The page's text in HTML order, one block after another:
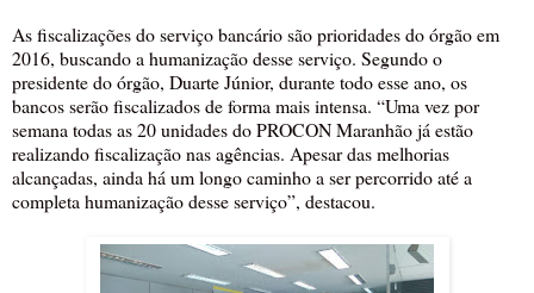
As fiscalizações do serviço bancário são prioridades do órgão em
2016, buscando a humanização desse serviço. Segundo o
presidente do órgão, Duarte Júnior, durante todo esse ano, os
bancos serão fiscalizados de forma mais intensa. “Uma vez por
semana todas as 20 unidades do PROCON Maranhão já estão
realizando fiscalização nas agências. Apesar das melhorias
alcançadas, ainda há um longo caminho a ser percorrido até a
completa humanização desse serviço”, destacou.